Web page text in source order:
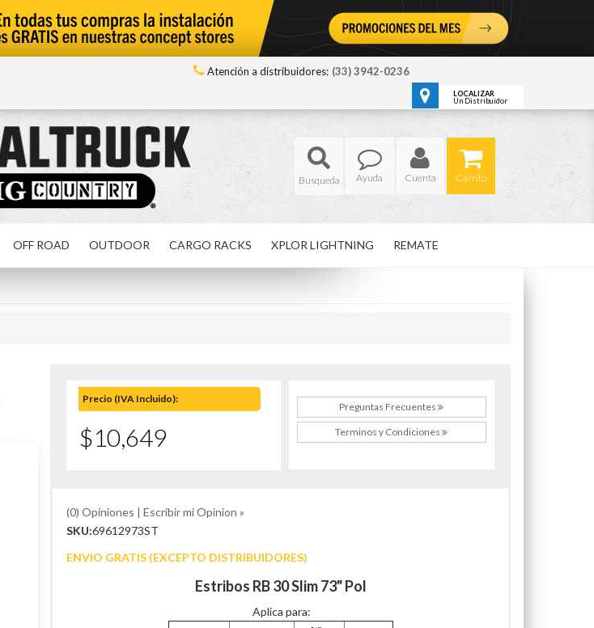
Atención a distribuidores: (33) 3942-0236
LOCALIZAR
Un Distribuidor
Ayuda
Cuenta Carrito
OFF ROAD OUTDOOR CARGO RACKS XPLOR LIGHTNING REMATE
Precio (IVA Incluido):
$10,649
Preguntas Frecuentes
Terminos y Condiciones
(0) Opiniones | Escribir mi Opinion »
SKU:69612973ST
ENVIO GRATIS (EXCEPTO DISTRIBUIDORES)
Estribos RB 30 Slim 73" Pol
Aplica para: